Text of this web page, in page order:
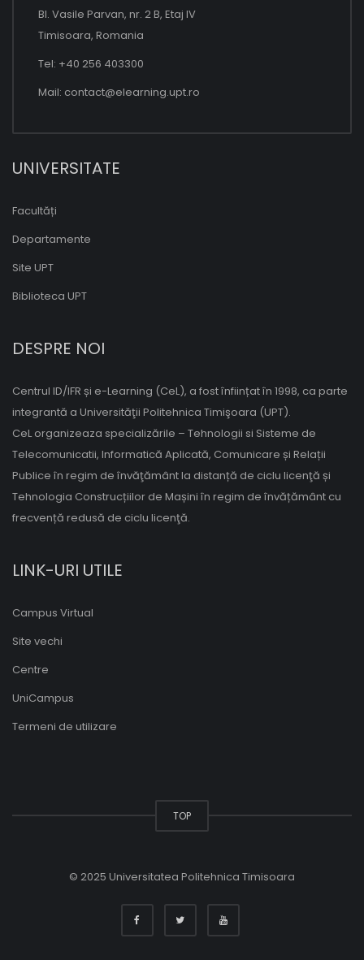
Bl. Vasile Parvan, nr. 2 B, Etaj IV
Timisoara, Romania
Tel: +40 256 403300
Mail: contact@elearning.upt.ro
UNIVERSITATE
Facultăți
Departamente
Site UPT
Biblioteca UPT
DESPRE NOI
Centrul ID/IFR și e-Learning (CeL), a fost înființat în 1998, ca parte
integrantă a Universităţii Politehnica Timişoara (UPT).
CeL organizeaza specializările – Tehnologii si Sisteme de
Telecomunicatii, Informatică Aplicată, Comunicare și Relații
Publice în regim de învăţământ la distanță de ciclu licenţă și
Tehnologia Construcțiilor de Mașini în regim de învățământ cu
frecvență redusă de ciclu licenţă.
LINK-URI UTILE
Campus Virtual
Site vechi
Centre
UniCampus
Termeni de utilizare
TOP
© 2025 Universitatea Politehnica Timisoara